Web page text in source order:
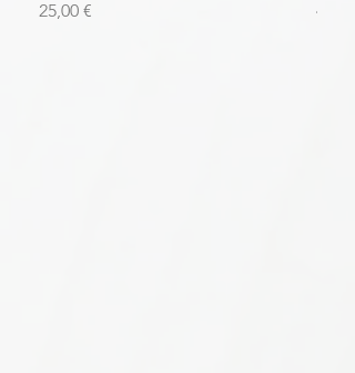
Цена
25,00 €
Цена
43,56